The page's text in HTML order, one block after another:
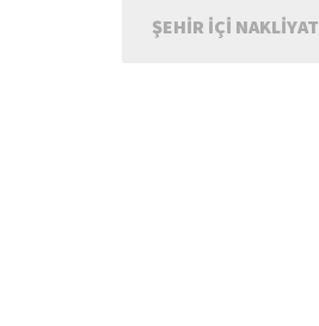
ŞEHIR IÇI NAKLIYAT